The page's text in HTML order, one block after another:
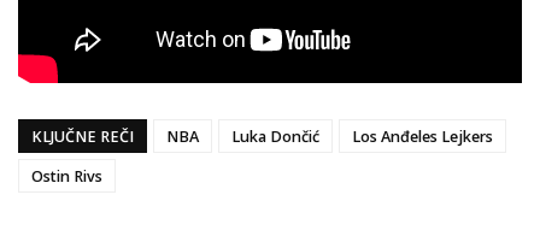
KLJUČNE REČI NBA Luka Dončić
Los Anđeles Lejkers
Ostin Rivs